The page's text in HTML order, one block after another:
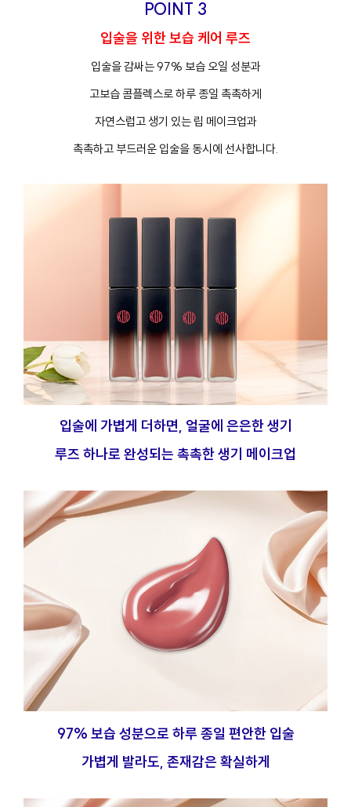
POINT 3
입술을 위한 보습 케어 루즈
입술을 감싸는 97% 보습 오일 성분과
고보습 콤플렉스로 하루 종일 촉촉하게
자연스럽고 생기 있는 립 메이크업과
촉촉하고 부드러운 입술을 동시에 선사합니다.
입술에 가볍게 더하면, 얼굴에 은은한 생기
루즈 하나로 완성되는 촉촉한 생기 메이크업
97% 보습 성분으로 하루 종일 편안한 입술
가볍게 발라도, 존재감은 확실하게